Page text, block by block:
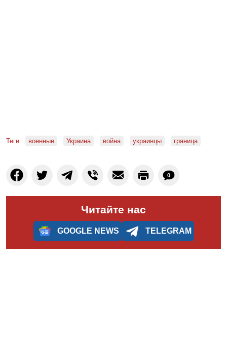
Теги: военные Украина война украинцы граница
0
Читайте нас
GOOGLE NEWS TELEGRAM